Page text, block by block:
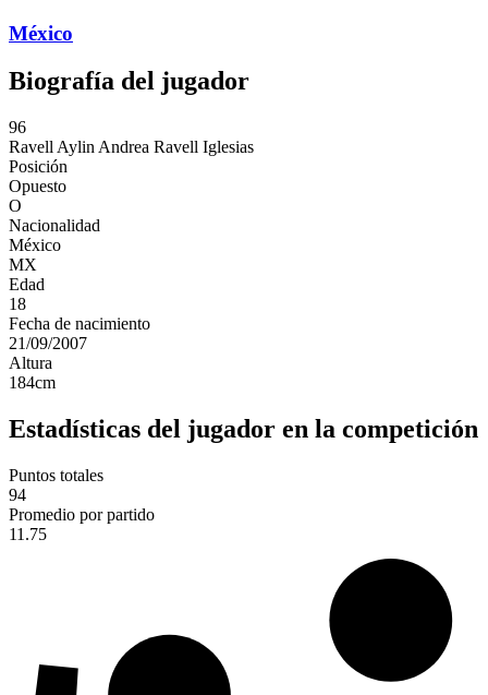
México
Biografía del jugador
96
Ravell Aylin Andrea Ravell Iglesias
Posición
Opuesto
O
Nacionalidad
México
MX
Edad
18
Fecha de nacimiento
21/09/2007
Altura
184cm
Estadísticas del jugador en la competición
Puntos totales
94
Promedio por partido
11.75